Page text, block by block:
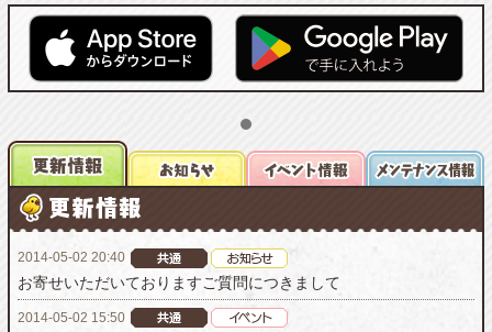
2014-05-02 20:40
お寄せいただいておりますご質問につきまして
2014-05-02 15:50